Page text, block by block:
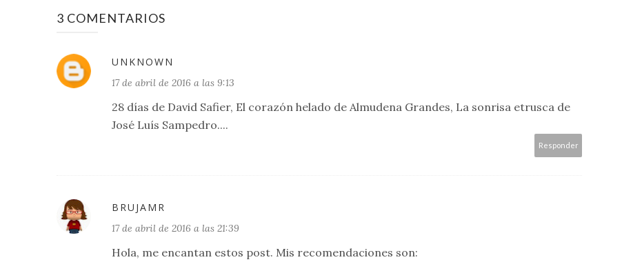
3 COMENTARIOS
UNKNOWN
17 de abril de 2016 a las 9:13
28 días de David Safier, El corazón helado de Almudena Grandes, La sonrisa etrusca de
José Luís Sampedro....
Responder
BRUJAMR
17 de abril de 2016 a las 21:39
Hola, me encantan estos post. Mis recomendaciones son: